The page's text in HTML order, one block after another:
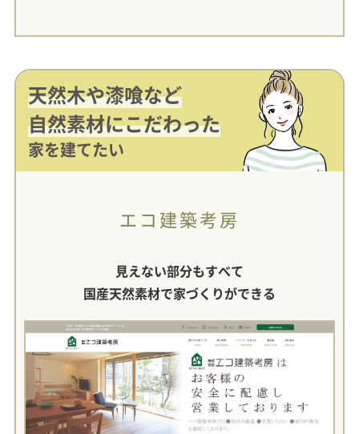
天然木や漆喰など
自然素材にこだわった
家を建てたい
エコ建築考房
見えない部分もすべて
国産天然素材で家づくりができる